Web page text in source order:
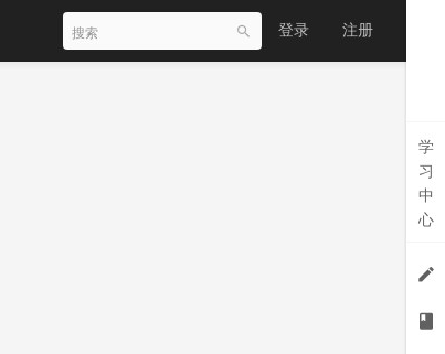
登录 注册
学
习
中
心